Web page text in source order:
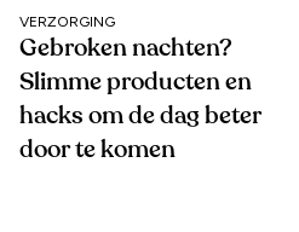
VERZORGING
Gebroken nachten?
Slimme producten en
hacks om de dag beter
door te komen